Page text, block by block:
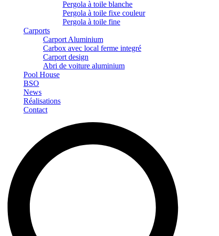
Pergola à toile blanche
Pergola à toile fixe couleur
Pergola à toile fine
Carports
Carport Aluminium
Carbox avec local ferme integré
Carport design
Abri de voiture aluminium
Pool House
BSO
News
Réalisations
Contact